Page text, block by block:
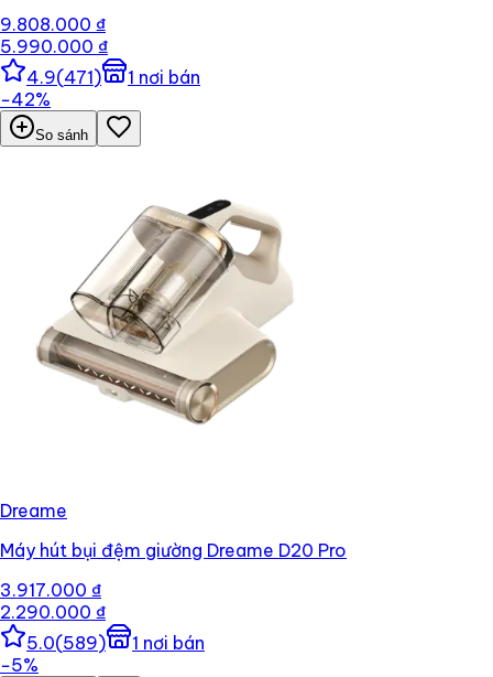
9.808.000 ₫
5.990.000 ₫
4.9(471) 1 nơi bán
−42%
So sánh
Dreame
Máy hút bụi đệm giường Dreame D20 Pro
3.917.000 ₫
2.290.000 ₫
5.0(589) 1 nơi bán
−5%